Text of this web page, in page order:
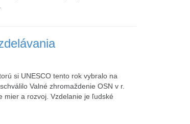
si UNESCO tento rok vybralo na
Valné zhromaždenie OSN v r.
mier a rozvoj. Vzdelanie je ľudské